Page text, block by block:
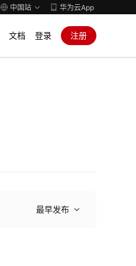
中国站 华为云App
文档 登录 注册
最早发布